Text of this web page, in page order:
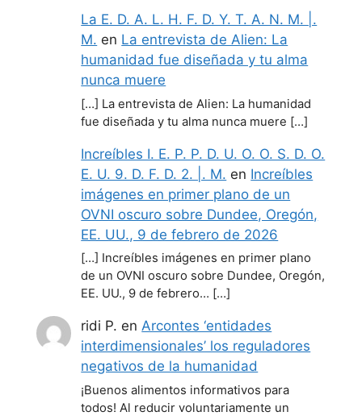
La E. D. A. L. H. F. D. Y. T. A. N. M. |.
M. en La entrevista de Alien: La
humanidad fue diseñada y tu alma
nunca muere
[…] La entrevista de Alien: La humanidad
fue diseñada y tu alma nunca muere […]
Increíbles I. E. P. P. D. U. O. O. S. D. O.
E. U. 9. D. F. D. 2. |. M. en Increíbles
imágenes en primer plano de un
OVNI oscuro sobre Dundee, Oregón,
EE. UU., 9 de febrero de 2026
[…] Increíbles imágenes en primer plano
de un OVNI oscuro sobre Dundee, Oregón,
EE. UU., 9 de febrero… […]
ridi P. enArcontes ‘entidades
interdimensionales’ los reguladores
negativos de la humanidad
¡Buenos alimentos informativos para
todos! Al reducir voluntariamente un